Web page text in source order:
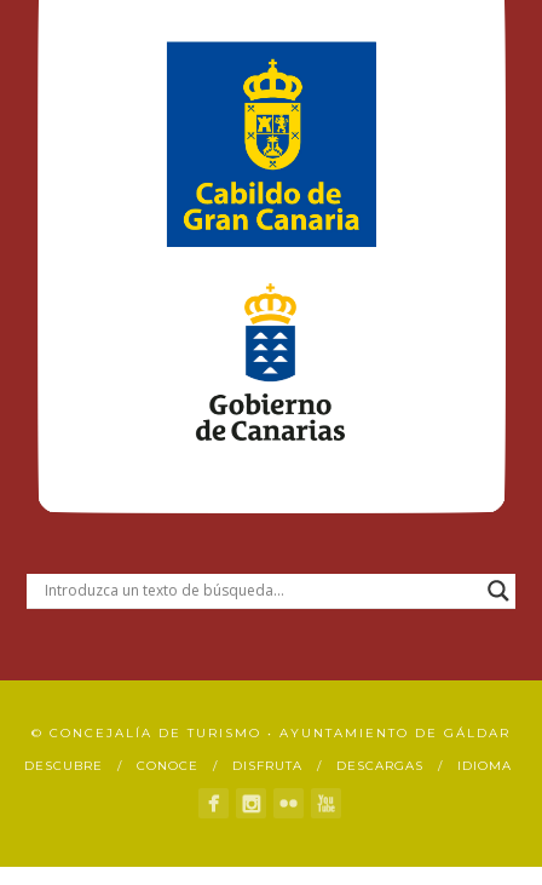
© CONCEJALÍA DE TURISMO • AYUNTAMIENTO DE GÁLDAR
DESCUBRE CONOCE DISFRUTA DESCARGAS IDIOMA